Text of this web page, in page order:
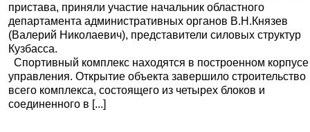
пристава, приняли участие начальник областного
департамента административных органов В.Н.Князев
(Валерий Николаевич), представители силовых структур
Кузбасса.
Спортивный комплекс находятся в построенном корпусе
управления. Открытие объекта завершило строительство
всего комплекса, состоящего из четырех блоков и
соединенного в [...]